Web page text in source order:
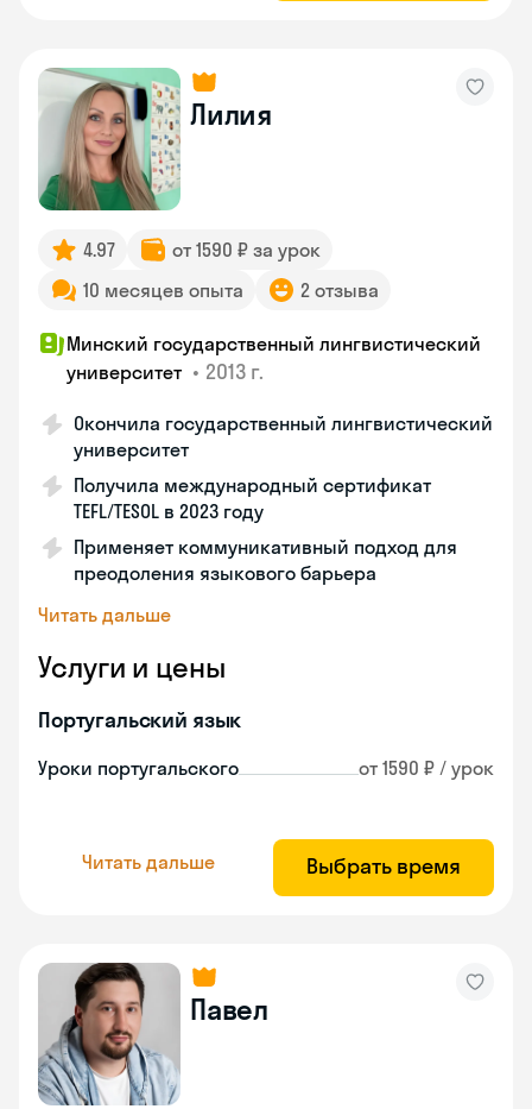
Лилия
4.97
от 1590 ₽ за урок
10 месяцев опыта
2 отзыва
Минский государственный лингвистический
университет • 2013 г.
Окончила государственный лингвистический
университет
Получила международный сертификат
TEFL/TESOL в 2023 году
Применяет коммуникативный подход для
преодоления языкового барьера
Читать дальше
Услуги и цены
Португальский язык
Уроки португальского от 1590 ₽ / урок
Читать дальше Выбрать время
Павел